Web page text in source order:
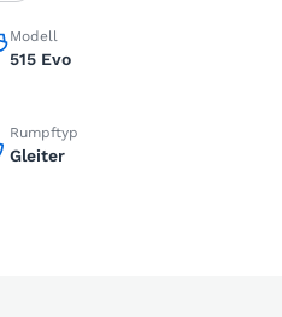
Modell
515 Evo
Rumpftyp
Gleiter